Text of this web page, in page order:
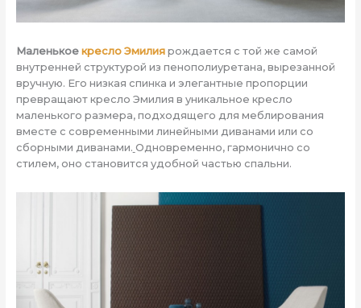
Маленькое кресло Эмилиярождается с той же самой
внутренней структурой из пенополиуретана, вырезанной
вручную. Его низкая спинка и элегантные пропорции
превращают кресло Эмилия в уникальное кресло
маленького размера, подходящего для меблирования
вместе с современными линейными диванами или со
сборными диванами. Одновременно, гармонично со
стилем, оно становится удобной частью спальни.